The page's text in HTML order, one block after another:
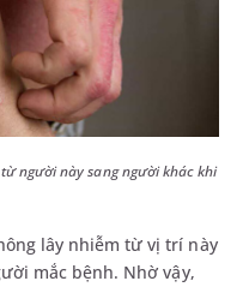
người này sang người khác khi
lây nhiễm từ vị trí này
mắc bệnh. Nhờ vậy,